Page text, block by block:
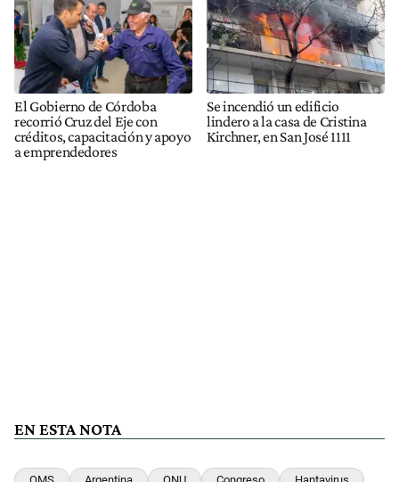
El Gobierno de Córdoba
recorrió Cruz del Eje con
créditos, capacitación y apoyo
a emprendedores
Se incendió un edificio
lindero a la casa de Cristina
Kirchner, en San José 1111
EN ESTA NOTA